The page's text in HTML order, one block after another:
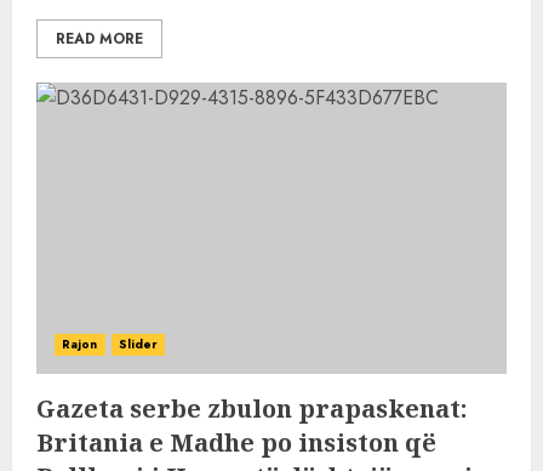
READ MORE
Rajon Slider
Gazeta serbe zbulon prapaskenat:
Britania e Madhe po insiston që